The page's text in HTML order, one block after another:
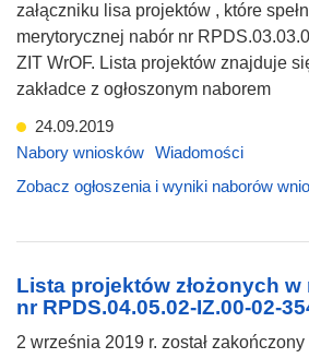
załączniku lisa projektów , które
merytorycznej nabór nr
ZIT WrOF. Lista projektów znajduje
zakładce z ogłoszonym naborem
24.09.2019
Nabory wniosków Wiadomości
Zobacz ogłoszenia i wyniki naborów
Lista projektów złożonych
nr RPDS.04.05.02-IZ.00-02-
2 września 2019 r. został